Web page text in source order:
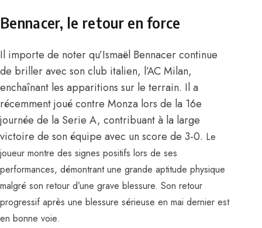
Bennacer, le retour en force
Il importe de noter qu’Ismaël Bennacer continue
de briller avec son club italien, l’AC Milan,
enchaînant les apparitions sur le terrain. Il a
récemment joué contre Monza lors de la 16e
journée de la Serie A, contribuant à la large
victoire de son équipe avec un score de 3-0. Le
joueur montre des signes positifs lors de ses
performances, démontrant une grande aptitude physique
malgré son retour d’une grave blessure. Son retour
progressif après une blessure sérieuse en mai dernier est
en bonne voie.